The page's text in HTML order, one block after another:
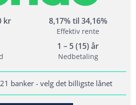
refinansiering
år
000
Ja, men krever sikkerhet
kr 8,17% til 34,16%
Effektiv rente
1 – 5 (15) år
Nedbetaling
banker - velg det billigste lånet